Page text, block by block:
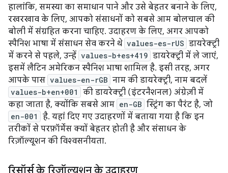
हालांकि, समस्या का समाधान पाने और उसे बेहतर बनाने के लिए,
रखरखाव के लिए, आपको संसाधनों को सबसे आम बोलचाल की
बोली में संग्रहित करना चाहिए. उदाहरण के लिए, अगर आपको
स्पैनिश भाषा में संसाधन सेव करने थे values-es-rUS डायरेक्ट्री
में करने से पहले, उन्हें values-b+es+419 डायरेक्ट्री में ले जाएं,
इसमें लैटिन अमेरिकन स्पैनिश भाषा शामिल है. इसी तरह, अगर
आपके पास values-en-rGB नाम की डायरेक्ट्री, नाम बदलें
values-b+en+001
की डायरेक्ट्री (इंटरनैशनल) अंग्रेज़ी में
कहा जाता है, क्योंकि सबसे आम en-GB स्ट्रिंग का पैरंट है, जो
en-001
है. यहां दिए गए उदाहरणों में बताया गया है कि इन
तरीकों से परफ़ॉर्मेंस क्यों बेहतर होती है और संसाधन के
रिज़ॉल्यूशन की विश्वसनीयता.
रिसॉर्स के रिज़ॉल्यूशन के उदाहरण